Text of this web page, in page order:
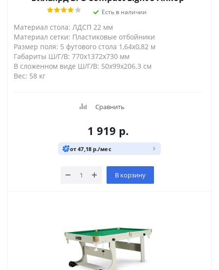
Есть в наличии
Материал стола: ЛДСП 22 мм
Материал сетки: Пластиковые отбойники
Размер поля: 5 футового стола 1,64х0,82 м
Габариты Ш/Г/В: 770х1372х730 мм
В сложенном виде Ш/Г/В: 50х99х206.3 см
Вес: 58 кг
Сравнить
1 919 р.
от 47,18 р./мес
В корзину